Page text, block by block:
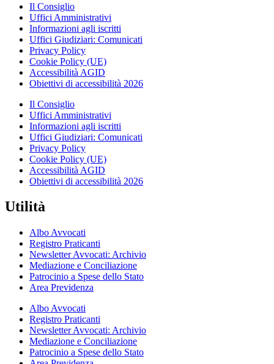
Il Consiglio
Uffici Amministrativi
Informazioni agli iscritti
Uffici Giudiziari: Comunicati
Privacy Policy
Cookie Policy (UE)
Accessibilità AGID
Obiettivi di accessibilità 2026
Il Consiglio
Uffici Amministrativi
Informazioni agli iscritti
Uffici Giudiziari: Comunicati
Privacy Policy
Cookie Policy (UE)
Accessibilità AGID
Obiettivi di accessibilità 2026
Utilità
Albo Avvocati
Registro Praticanti
Newsletter Avvocati: Archivio
Mediazione e Conciliazione
Patrocinio a Spese dello Stato
Area Previdenza
Albo Avvocati
Registro Praticanti
Newsletter Avvocati: Archivio
Mediazione e Conciliazione
Patrocinio a Spese dello Stato